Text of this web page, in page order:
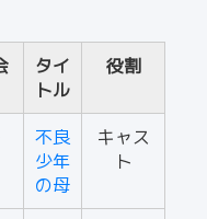
タイ
トル
役割
不良
少年
の母
キャス
ト